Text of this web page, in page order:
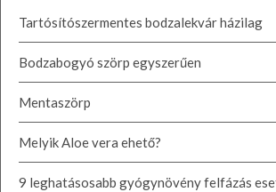
Tartósítószermentes bodzalekvár házilag
Bodzabogyó szörp egyszerűen
Mentaszörp
Melyik Aloe vera ehető?
9 leghatásosabb gyógynövény felfázás